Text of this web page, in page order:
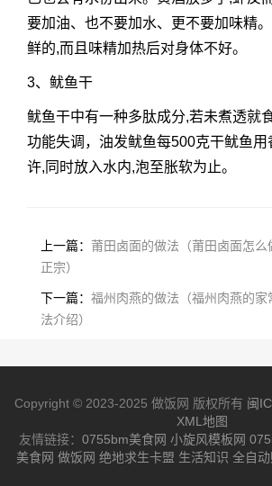
要加油、也不要加水、更不要加味精
鲜的,而且味精加热后对身体不好。
3、鱿鱼干
鱿鱼干中有一种多肽成分,若未煮透就
功能失调，油发鱿鱼每500克干鱿鱼用
许,同时放入水内,泡至胀软为止。
上一篇： 莆田卤面的做法（莆田卤面怎么
正宗）
下一篇： 福州肉燕的做法（福州肉燕的家
法介绍）
Copyright © 2023-2025 做饭网 版权所有 闽
XML地图
友情链接： 0755bm美食网 小旋风模板网
美食网 做饭网 绝地求生卡盟 生活知识 全自